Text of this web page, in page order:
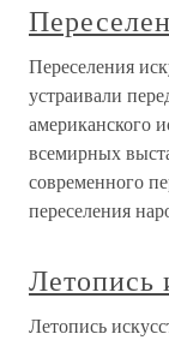
Переселения
устраивали
американского
всемирных
современного
переселения
Летопись
Летопись